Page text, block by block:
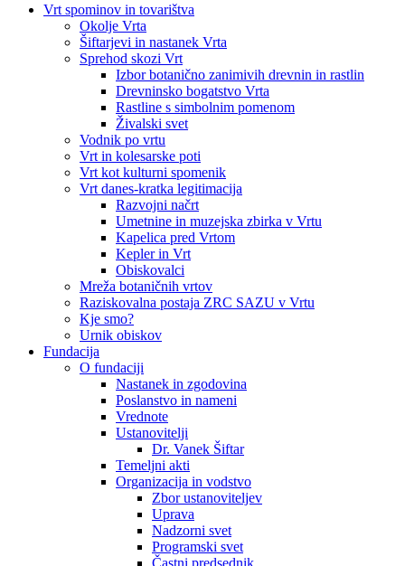
Vrt spominov in tovarištva
Okolje Vrta
Šiftarjevi in nastanek Vrta
Sprehod skozi Vrt
Izbor botanično zanimivih drevnin in rastlin
Drevninsko bogatstvo Vrta
Rastline s simbolnim pomenom
Živalski svet
Vodnik po vrtu
Vrt in kolesarske poti
Vrt kot kulturni spomenik
Vrt danes-kratka legitimacija
Razvojni načrt
Umetnine in muzejska zbirka v Vrtu
Kapelica pred Vrtom
Kepler in Vrt
Obiskovalci
Mreža botaničnih vrtov
Raziskovalna postaja ZRC SAZU v Vrtu
Kje smo?
Urnik obiskov
Fundacija
O fundaciji
Nastanek in zgodovina
Poslanstvo in nameni
Vrednote
Ustanovitelji
Dr. Vanek Šiftar
Temeljni akti
Organizacija in vodstvo
Zbor ustanoviteljev
Uprava
Nadzorni svet
Programski svet
Častni predsednik